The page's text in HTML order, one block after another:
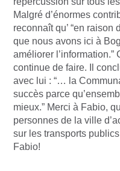
Malgré d’énormes
reconnaît qu’ “en
que nous avons ici à
améliorer l’information.”
continue de faire. Il
avec lui : “… la
succès parce
mieux.” Merci à Fabio,
personnes de la ville
sur les transports
Fabio!